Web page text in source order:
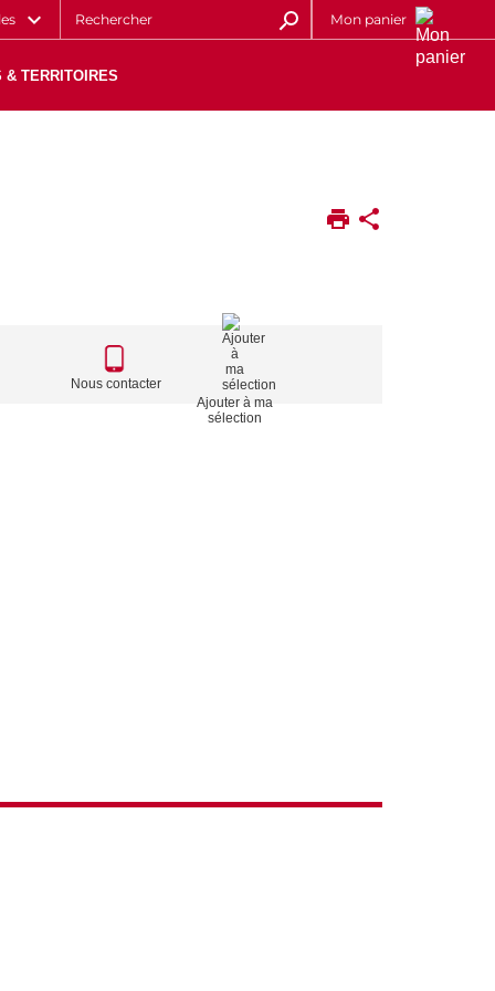
Mon panier
& TERRITOIRES
CALL
TO
ACTIONS
Nous contacter
Ajouter à ma
sélection